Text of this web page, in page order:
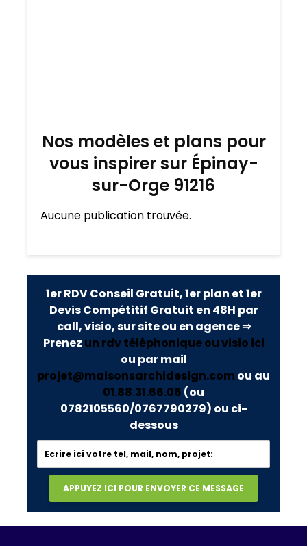
Nos modèles et plans pour
vous inspirer sur Épinay-
sur-Orge 91216
Aucune publication trouvée.
1er RDV Conseil Gratuit, 1er plan et 1er
Devis Compétitif Gratuit en 48H par
call, visio, sur site ou en agence ⇒
Prenez un rdv téléphonique ou visio ici
ou par mail
projet@maisonsarchidesign.com ou au
01.88.31.66.06 (ou
0782105560/0767790279) ou ci-
dessous